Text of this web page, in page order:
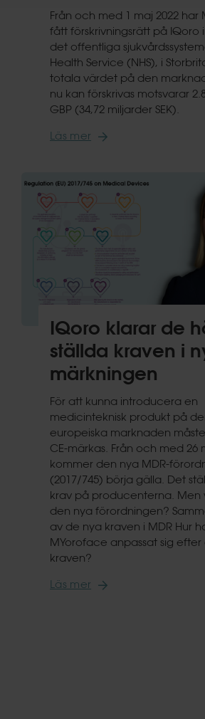
Från och med 1 maj 2022 har
fått förskrivningsrätt på IQoro
det offentliga
Health Service (NHS), i
totala värdet på den
nu kan förskrivas motsvarar
GBP (34,72 miljarder SEK).
Läs mer
IQoro klarar de
ställda kraven i
märkningen
För att kunna introducera en
medicinteknisk produkt på
europeiska marknaden
CE-märkas. Från och med 26
kommer den nya MDR-
(2017/745) börja gälla. Det
krav på producenterna. Men
den nya förordningen?
av de nya kraven i MDR Hur
MYoroface anpassat sig efter
kraven?
Läs mer